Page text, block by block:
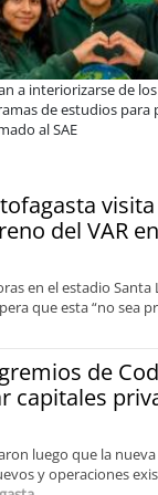
de los
para postular
De
10
del VAR
en el estadio
que esta “no sea
de
capitales
luego que la
y operaciones